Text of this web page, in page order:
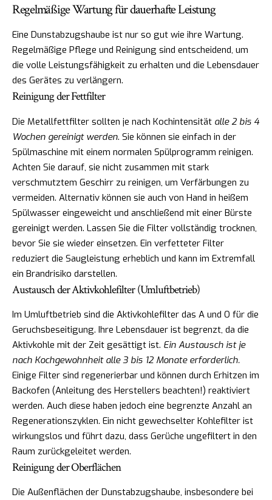
Regelmäßige Wartung für dauerhafte Leistung
Eine Dunstabzugshaube ist nur so gut wie ihre Wartung.
Regelmäßige Pflege und Reinigung sind entscheidend, um
die volle Leistungsfähigkeit zu erhalten und die Lebensdauer
des Gerätes zu verlängern.
Reinigung der Fettfilter
Die Metallfettfilter sollten je nach Kochintensität alle 2 bis 4
Wochen gereinigt werden. Sie können sie einfach in der
Spülmaschine mit einem normalen Spülprogramm reinigen.
Achten Sie darauf, sie nicht zusammen mit stark
verschmutztem Geschirr zu reinigen, um Verfärbungen zu
vermeiden. Alternativ können sie auch von Hand in heißem
Spülwasser eingeweicht und anschließend mit einer Bürste
gereinigt werden. Lassen Sie die Filter vollständig trocknen,
bevor Sie sie wieder einsetzen. Ein verfetteter Filter
reduziert die Saugleistung erheblich und kann im Extremfall
ein Brandrisiko darstellen.
Austausch der Aktivkohlefilter (Umluftbetrieb)
Im Umluftbetrieb sind die Aktivkohlefilter das A und O für die
Geruchsbeseitigung. Ihre Lebensdauer ist begrenzt, da die
Aktivkohle mit der Zeit gesättigt ist. Ein Austausch ist je
nach Kochgewohnheit alle 3 bis 12 Monate erforderlich.
Einige Filter sind regenerierbar und können durch Erhitzen im
Backofen (Anleitung des Herstellers beachten!) reaktiviert
werden. Auch diese haben jedoch eine begrenzte Anzahl an
Regenerationszyklen. Ein nicht gewechselter Kohlefilter ist
wirkungslos und führt dazu, dass Gerüche ungefiltert in den
Raum zurückgeleitet werden.
Reinigung der Oberflächen
Die Außenflächen der Dunstabzugshaube, insbesondere bei